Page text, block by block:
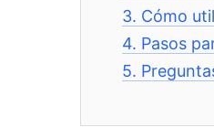
3. Cómo
4. Pasos
5.